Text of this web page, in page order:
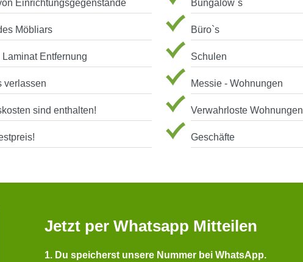
Einrichtungsgegenstände
Möbliars
Entfernung
verlassen
sind enthalten!
Bungalow`s
Büro`s
Schulen
Messie - Wohnungen
Verwahrloste Wohnungen
Geschäfte
Jetzt per Whatsapp Mitteilen
1. Du speicherst unsere Nummer bei WhatsApp.